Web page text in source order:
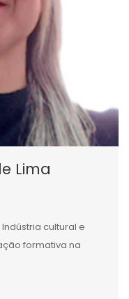
Lima
cultural e
formativa na